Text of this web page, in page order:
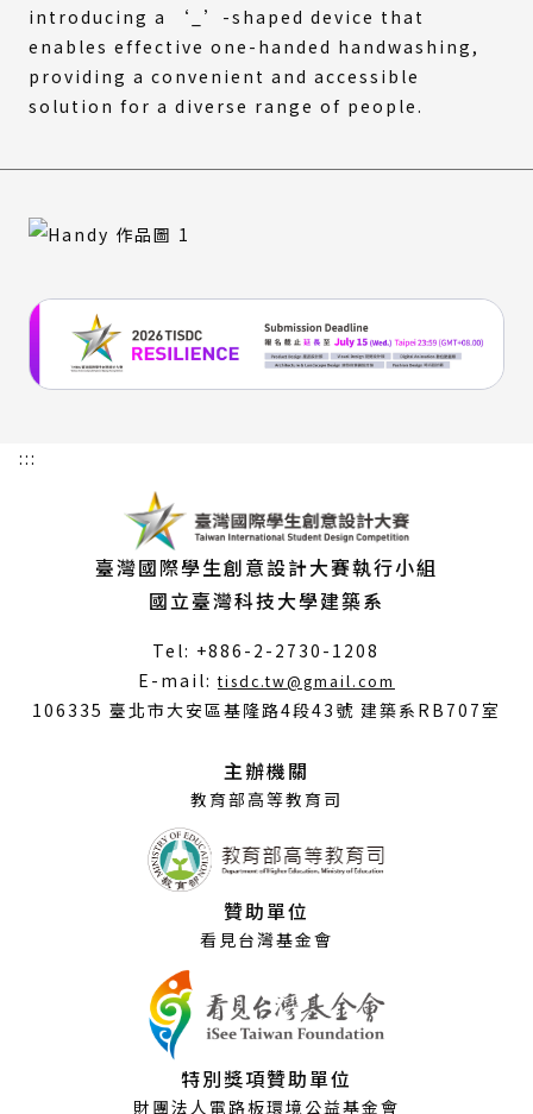
introducing a ‘_’-shaped device that
enables effective one-handed handwashing,
providing a convenient and accessible
solution for a diverse range of people.
:::
臺灣國際學生創意設計大賽執行小組
國立臺灣科技大學建築系
Tel: +886-2-2730-1208
E-mail:tisdc.tw@gmail.com
開
106335 臺北市大安區基隆路4段43號 建築系RB707室
主辦機關
教育部高等教育司
贊助單位
看見台灣基金會
特別獎項贊助單位
財團法人電路板環境公益基金會